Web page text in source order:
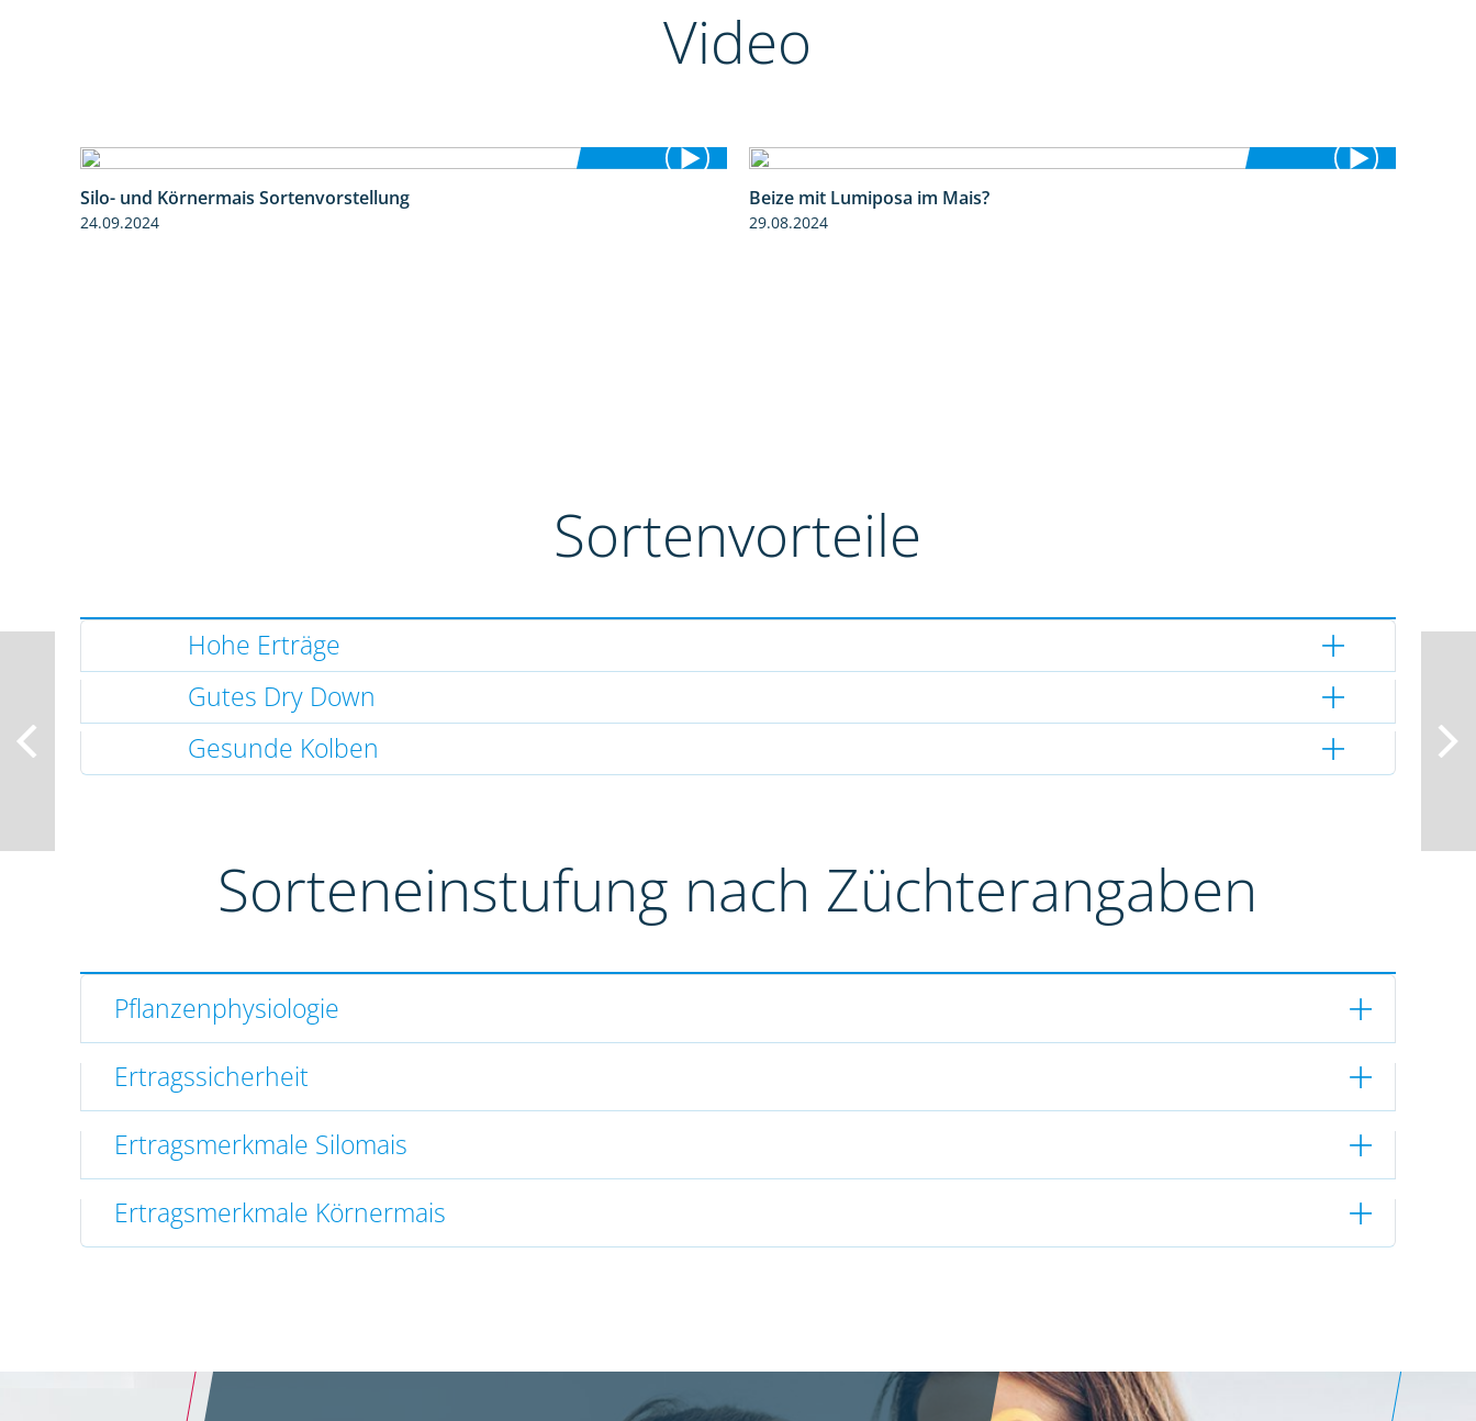
Video
Silo- und Körnermais Sortenvorstellung
24.09.2024
Beize mit Lumiposa im Mais?
29.08.2024
Sortenvorteile
Hohe Erträge
Gutes Dry Down
Gesunde Kolben
Sorteneinstufung nach Züchterangaben
Pflanzenphysiologie
Ertragssicherheit
Ertragsmerkmale Silomais
Ertragsmerkmale Körnermais